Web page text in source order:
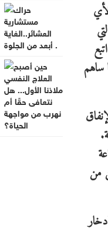
ساهم
من